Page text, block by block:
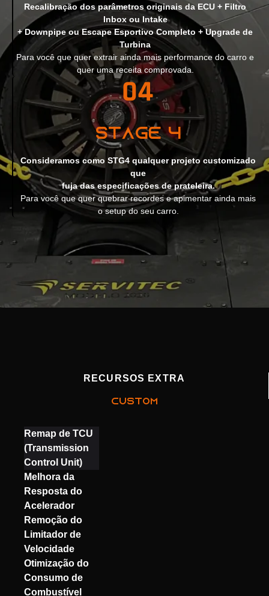
Recalibração dos parâmetros originais da ECU + Filtro
Inbox ou Intake
+ Downpipe ou Escape Esportivo Completo + Upgrade de
Turbina
Para você que quer extrair ainda mais performance do carro e
quer uma receita comprovada.
Stage 4
Consideramos como STG4 qualquer projeto customizado
que
fuja das especificações de prateleira.
Para você que quer quebrar recordes e apimentar ainda mais
o setup do seu carro.
RECURSOS EXTRA
CUSTOM
Remap de TCU
(Transmission
Control Unit)
Melhora da
Resposta do
Acelerador
Remoção do
Limitador de
Velocidade
Otimização do
Consumo de
Combustível